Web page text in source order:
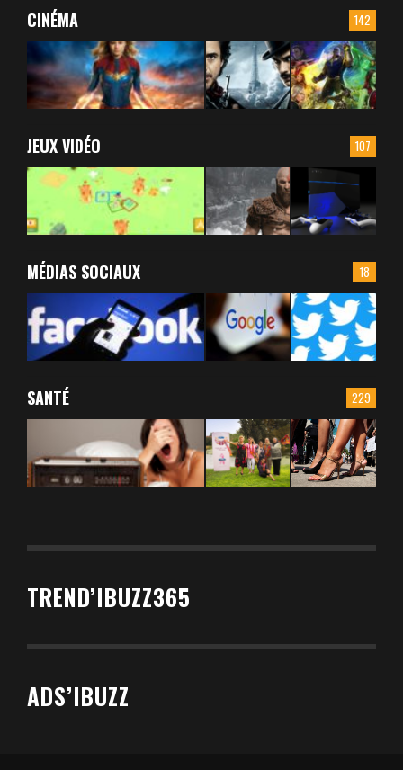
142
CINÉMA
107
JEUX VIDÉO
18
MÉDIAS SOCIAUX
229
SANTÉ
TREND’IBUZZ365
ADS’IBUZZ